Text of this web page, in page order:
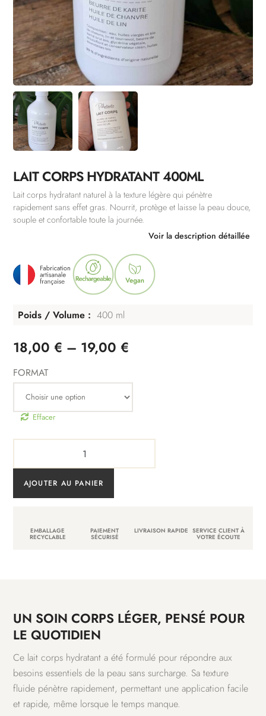
LAIT CORPS HYDRATANT 400ML
Lait corps hydratant naturel à la texture légère qui pénètre
rapidement sans effet gras. Nourrit, protège et laisse la peau douce,
souple et confortable toute la journée.
Voir la description détaillée
Poids / Volume 400 ml
18,00€ – 19,00€
Plage
prix :
18,00 €
à
19,00 €
FORMAT
Effacer
AJOUTER AU PANIER
EMBALLAGE
RECYCLABLE
PAIEMENT
SÉCURISÉ
LIVRAISON RAPIDE SERVICE CLIENT À
VOTRE ÉCOUTE
UN SOIN CORPS LÉGER, PENSÉ POUR
LE QUOTIDIEN
Ce lait corps hydratant a été formulé pour répondre aux
besoins essentiels de la peau sans surcharge. Sa texture
fluide pénètre rapidement, permettant une application facile
et rapide, même lorsque le temps manque.